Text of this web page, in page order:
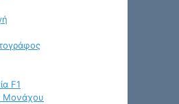
F1
Μονάχου